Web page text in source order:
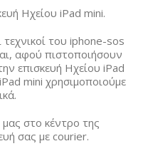
Ηχείου iPad mini.
τεχνικοί του iphone-sos
αφού πιστοποιήσουν
επισκευή Ηχείου iPad
mini χρησιμοποιούμε
στο κέντρο της
σας με courier.